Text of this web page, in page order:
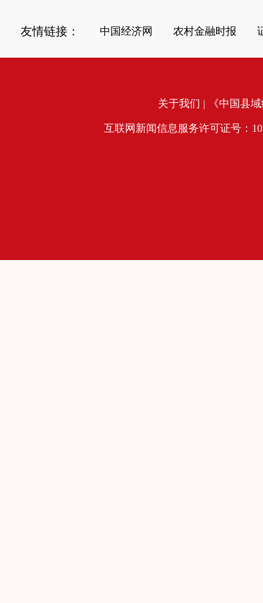
友情链接： 中国经济网 农村金融时报
关于我们 | 《中国县
互联网新闻信息服务许可证号：